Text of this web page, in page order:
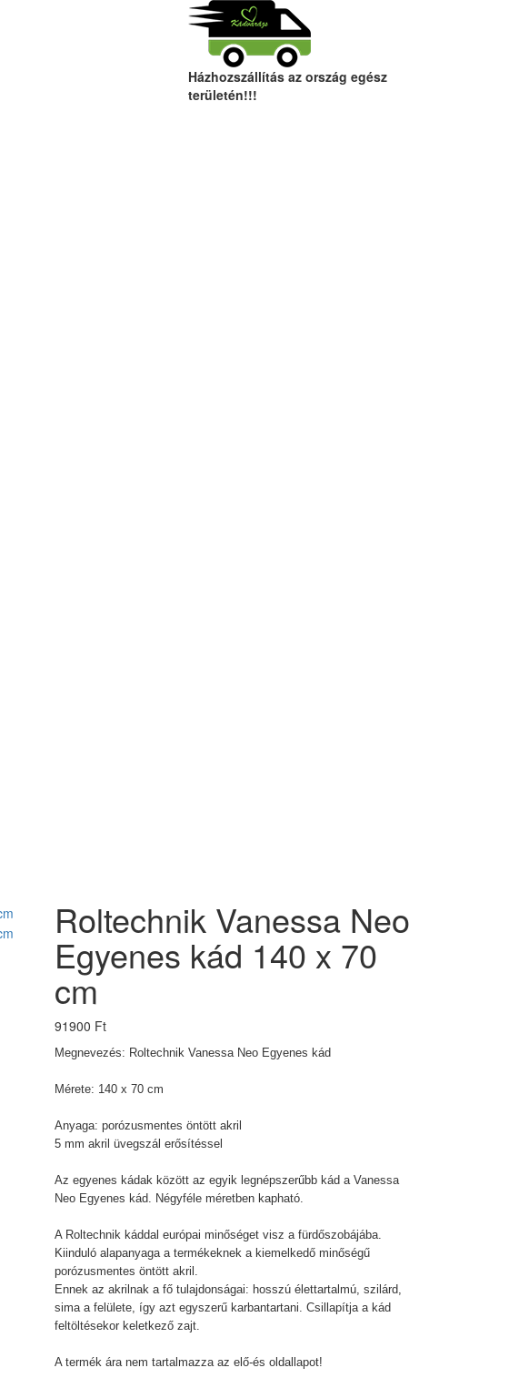
Házhozszállítás az ország egész
területén!!!
Roltechnik Vanessa Neo
Egyenes kád 140 x 70
cm
91900 Ft
Megnevezés: RoltechnikVanessa Neo Egyenes kád
Mérete: 140 x 70 cm
Anyaga: porózusmentes öntött akril
5 mm akril üvegszál erősítéssel
Az egyenes kádak között az egyik legnépszerűbb kád a Vanessa
Neo Egyenes kád. Négyféle méretben kapható.
A Roltechnik káddal európai minőséget visz a fürdőszobájába.
Kiinduló alapanyaga a termékeknek a kiemelkedő minőségű
porózusmentes öntött akril.
Ennek az akrilnak a fő tulajdonságai: hosszú élettartalmú, szilárd,
sima a felülete, így azt egyszerű karbantartani. Csillapítja a kád
feltöltésekor keletkező zajt.
A termék ára nem tartalmazza az elő-és oldallapot!